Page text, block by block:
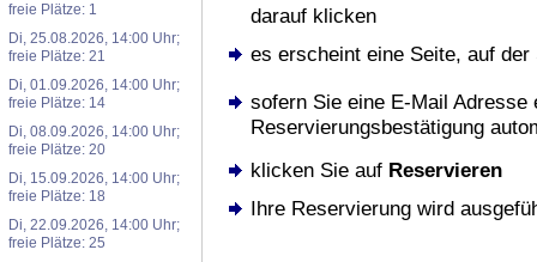
freie Plätze: 1
Di, 25.08.2026, 14:00 Uhr;
freie Plätze: 21
Di, 01.09.2026, 14:00 Uhr;
freie Plätze: 14
Di, 08.09.2026, 14:00 Uhr;
freie Plätze: 20
Di, 15.09.2026, 14:00 Uhr;
freie Plätze: 18
Di, 22.09.2026, 14:00 Uhr;
freie Plätze: 25
darauf klicken
es erscheint eine Seite, auf
sofern Sie eine E-Mail Adresse
Reservierungsbestätigung
klicken Sie auf Reservieren
Ihre Reservierung wird